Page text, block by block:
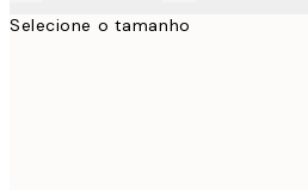
Selecione o tamanho